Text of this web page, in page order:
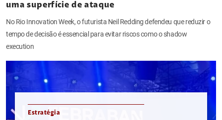
uma superfície de ataque
No Rio Innovation Week, o futurista Neil Redding defendeu que reduzir o
tempo de decisão é essencial para evitar riscos como o shadow
execution
Estratégia